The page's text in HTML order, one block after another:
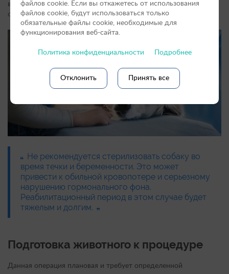
восстановительный период. Взрослых собак обычно
стерилизуют по медицинским показаниям.
Не рекомендуется стерилизовать собаку во
время течки и беременности. Это может
привести к обильной кровопотере и серьезному
нарушению гормонального фона.
Реабилитационный период в этом случае будет
тяжелым и долгим.
Подготовка животного к процедуре
Данная операция плановая и требует определенной
файлов сookie. Если вы откажетесь от использования
файлов cookie, будут использоваться только
обязательные файлы cookie, необходимые для
функционирования веб-сайта.
Политика конфиденциальности Подробнее
Отклонить Принять все